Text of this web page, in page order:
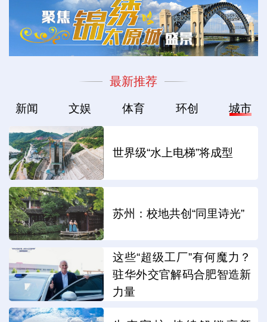
最新推荐
新闻 文娱 体育 环创 城市
世界级“水上电梯”将成型
苏州：校地共创“同里诗光”
这些“超级工厂”有何魔力？
驻华外交官解码合肥智造新
力量